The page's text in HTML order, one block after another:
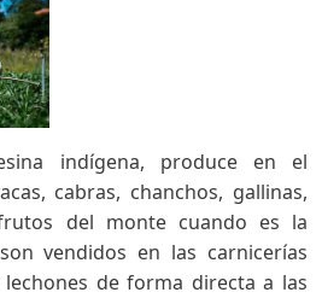
indígena, produce en el
cabras, chanchos, gallinas,
del monte cuando es la
vendidos en las carnicerías
de forma directa a las